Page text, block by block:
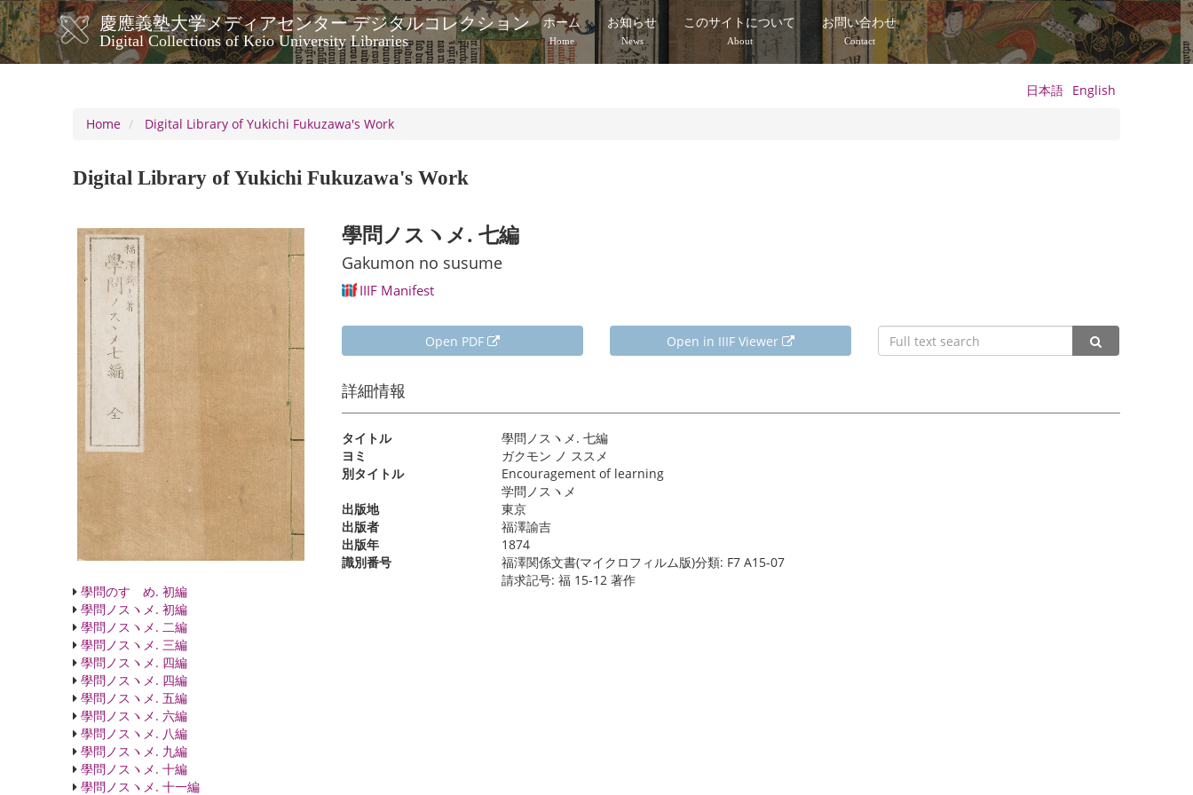
Skip
to
main
content
慶應義塾大学メディアセンター デジタルコレクション
Digital Collections of Keio University Libraries
メ
イ
ビ
シ
ン
ホーム
Home
お知らせ
News
このサイトについて
About
お問い合わせ
Contact
日本語 English
Home
Digital Library of Yukichi Fukuzawa's Work
Digital Library of Yukichi Fukuzawa's Work
學問のすゝめ. 初編
學問ノスヽメ. 初編
學問ノスヽメ. 二編
學問ノスヽメ. 三編
學問ノスヽメ. 四編
學問ノスヽメ. 四編
學問ノスヽメ. 五編
學問ノスヽメ. 六編
學問ノスヽメ. 八編
學問ノスヽメ. 九編
學問ノスヽメ. 十編
學問ノスヽメ. 十一編
學問ノスヽメ. 七編
Gakumon no susume
IIIF Manifest
Open PDF Open in IIIF Viewer
詳細情報
タイトル
學問ノスヽメ. 七編
ヨミ
ガクモン ノ ススメ
別タイトル
Encouragement of learning
学問ノスヽメ
出版地
東京
出版者
福澤諭吉
出版年
1874
識別番号
福澤関係文書(マイクロフィルム版)分類: F7 A15-07
請求記号: 福 15-12 著作